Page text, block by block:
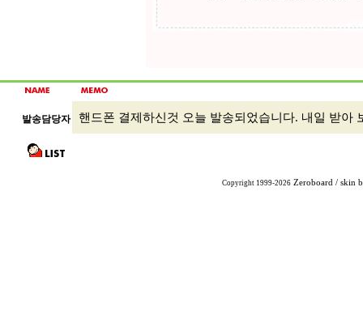
발송담당자 핸드폰 결제하신것 오늘 발송되었습니다. 내일 받아
Copyright 1999-2026 Zeroboard / skin